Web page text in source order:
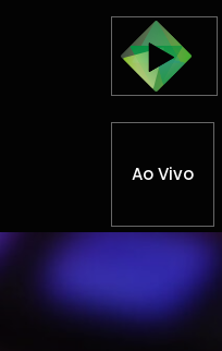
Ao Vivo